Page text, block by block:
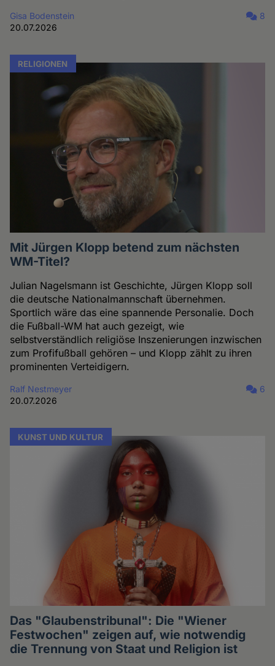
Gisa Bodenstein
20.07.2026
8
RELIGIONEN
Mit Jürgen Klopp betend zum nächsten
WM-Titel?
Julian Nagelsmann ist Geschichte, Jürgen Klopp soll
die deutsche Nationalmannschaft übernehmen.
Sportlich wäre das eine spannende Personalie. Doch
die Fußball-WM hat auch gezeigt, wie
selbstverständlich religiöse Inszenierungen inzwischen
zum Profifußball gehören – und Klopp zählt zu ihren
prominenten Verteidigern.
Ralf Nestmeyer
20.07.2026
6
KUNST UND KULTUR
Das "Glaubenstribunal": Die "Wiener
Festwochen" zeigen auf, wie notwendig
die Trennung von Staat und Religion ist